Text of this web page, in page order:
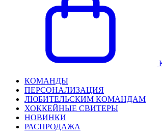
КОМАНДЫ
ПЕРСОНАЛИЗАЦИЯ
ЛЮБИТЕЛЬСКИМ КОМАНДАМ
ХОККЕЙНЫЕ СВИТЕРЫ
НОВИНКИ
РАСПРОДАЖА